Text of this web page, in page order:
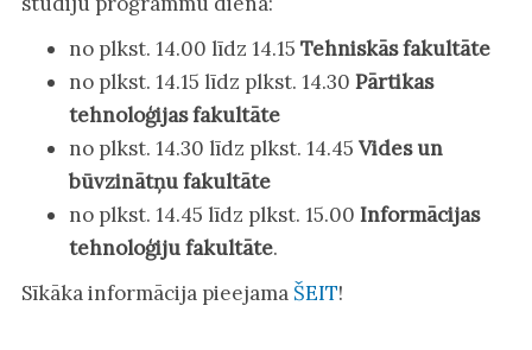
no plkst. 14.00 līdz 14.15 Tehniskās fakultāte
no plkst. 14.15 līdz plkst. 14.30 Pārtikas
tehnoloģijas fakultāte
no plkst. 14.30 līdz plkst. 14.45 Vides un
būvzinātņu fakultāte
no plkst. 14.45 līdz plkst. 15.00 Informācijas
tehnoloģiju fakultāte.
Sīkāka informācija pieejamaŠEIT!